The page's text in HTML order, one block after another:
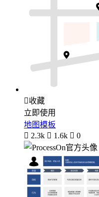
收藏
立即使用
地图模板
 2.3k  1.6k  0